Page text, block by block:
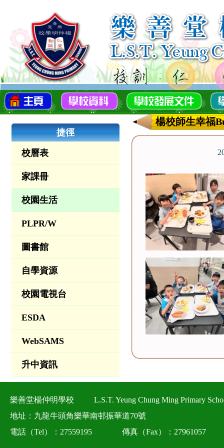
捷徑
校曆表
家課冊
校園生活
PLPR/W
圖書館
自學資源
校園電視台
ESDA
WebSAMS
升中資訊
楊校師生幸福
樂善堂楊仲明學校
L.S.T. Yeung Chung Ming Primary
地址：九龍牛頭角樂華南邨振華道70號
電話（Tel）：27559195
傳真（Fax）：27961057